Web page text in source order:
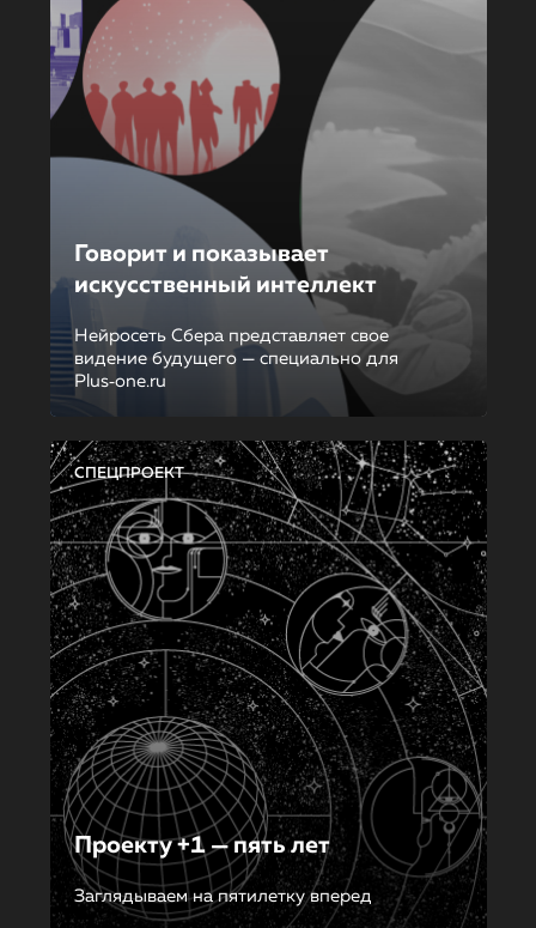
Говорит и показывает
искусственный интеллект
Нейросеть Сбера представляет свое
видение будущего — специально для
Plus‑one.ru
СПЕЦПРОЕКТ
Проекту +1 — пять лет
Заглядываем на пятилетку вперед